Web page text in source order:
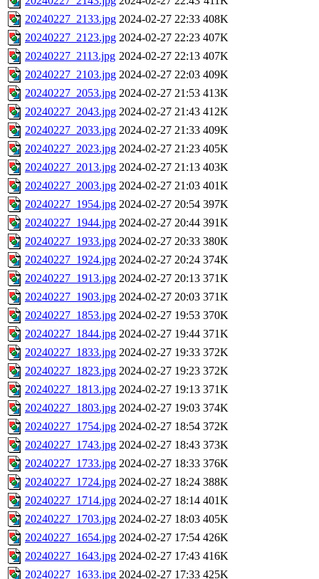
20240227_2133.jpg 2024-02-27 22:33 408K
20240227_2123.jpg 2024-02-27 22:23 407K
20240227_2113.jpg 2024-02-27 22:13 407K
20240227_2103.jpg 2024-02-27 22:03 409K
20240227_2053.jpg 2024-02-27 21:53 413K
20240227_2043.jpg 2024-02-27 21:43 412K
20240227_2033.jpg 2024-02-27 21:33 409K
20240227_2023.jpg 2024-02-27 21:23 405K
20240227_2013.jpg 2024-02-27 21:13 403K
20240227_2003.jpg 2024-02-27 21:03 401K
20240227_1954.jpg 2024-02-27 20:54 397K
20240227_1944.jpg 2024-02-27 20:44 391K
20240227_1933.jpg 2024-02-27 20:33 380K
20240227_1924.jpg 2024-02-27 20:24 374K
20240227_1913.jpg 2024-02-27 20:13 371K
20240227_1903.jpg 2024-02-27 20:03 371K
20240227_1853.jpg 2024-02-27 19:53 370K
20240227_1844.jpg 2024-02-27 19:44 371K
20240227_1833.jpg 2024-02-27 19:33 372K
20240227_1823.jpg 2024-02-27 19:23 372K
20240227_1813.jpg 2024-02-27 19:13 371K
20240227_1803.jpg 2024-02-27 19:03 374K
20240227_1754.jpg 2024-02-27 18:54 372K
20240227_1743.jpg 2024-02-27 18:43 373K
20240227_1733.jpg 2024-02-27 18:33 376K
20240227_1724.jpg 2024-02-27 18:24 388K
20240227_1714.jpg 2024-02-27 18:14 401K
20240227_1703.jpg 2024-02-27 18:03 405K
20240227_1654.jpg 2024-02-27 17:54 426K
20240227_1643.jpg 2024-02-27 17:43 416K
20240227_1633.jpg 2024-02-27 17:33 425K